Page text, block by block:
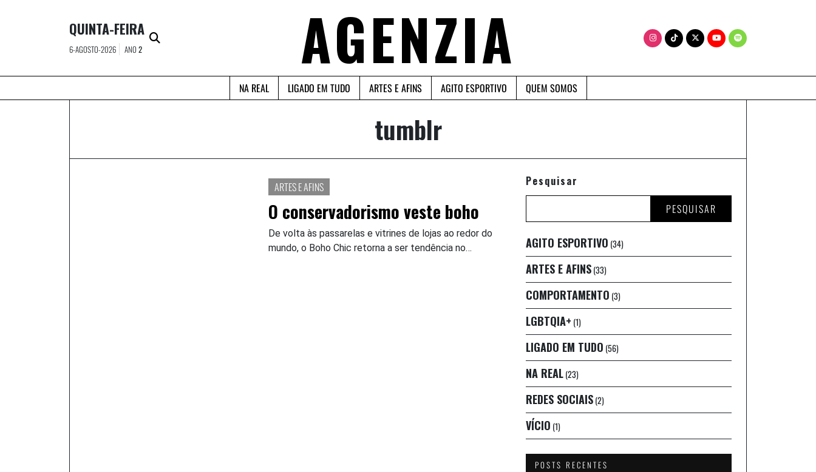
QUINTA-FEIRA
6-AGOSTO-2026 ANO2 AGENZIA
NA REAL LIGADO EM TUDO ARTES E AFINS AGITO ESPORTIVO QUEM SOMOS
tumblr
ARTES E AFINS
O conservadorismo veste boho
De volta às passarelas e vitrines de lojas ao redor do
mundo, o Boho Chic retorna a ser tendência no…
Pesquisar
PESQUISAR
AGITO ESPORTIVO (34)
ARTES E AFINS(33)
COMPORTAMENTO (3)
LGBTQIA+ (1)
LIGADO EM TUDO (56)
NA REAL(23)
REDES SOCIAIS(2)
VÍCIO (1)
POSTS RECENTES